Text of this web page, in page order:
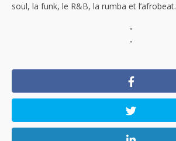
soul, la funk, le R&B, la rumba et l’afrobeat.
"
"